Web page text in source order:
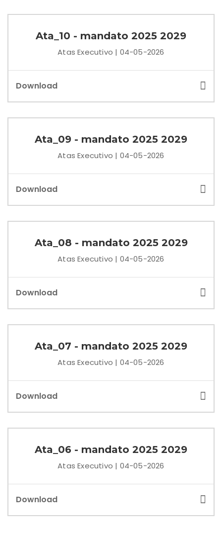
Ata_10 - mandato 2025 2029
Atas Executivo | 04-05-2026
Download
Ata_09 - mandato 2025 2029
Atas Executivo | 04-05-2026
Download
Ata_08 - mandato 2025 2029
Atas Executivo | 04-05-2026
Download
Ata_07 - mandato 2025 2029
Atas Executivo | 04-05-2026
Download
Ata_06 - mandato 2025 2029
Atas Executivo | 04-05-2026
Download